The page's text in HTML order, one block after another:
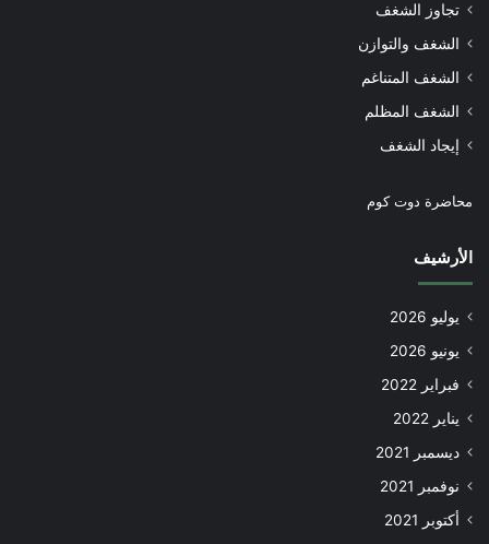
تجاوز الشغف
الشغف والتوازن
الشغف المتناغم
الشغف المظلم
إيجاد الشغف
محاضرة دوت كوم
الأرشيف
يوليو 2026
يونيو 2026
فبراير 2022
يناير 2022
ديسمبر 2021
نوفمبر 2021
أكتوبر 2021